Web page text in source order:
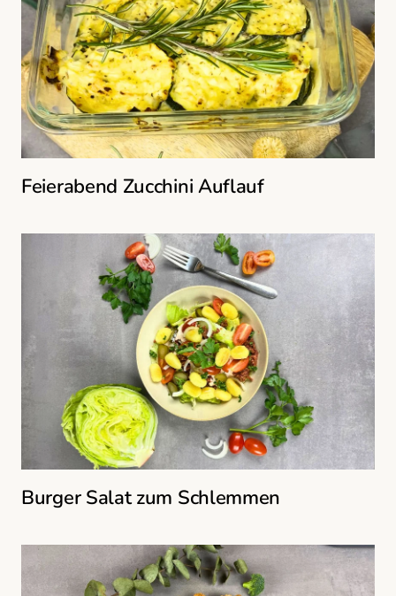
Feierabend Zucchini Auflauf
Burger Salat zum Schlemmen